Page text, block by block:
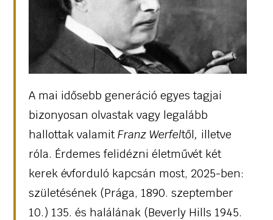
A mai idősebb generáció egyes tagjai
bizonyosan olvastak vagy legalább
hallottak valamit Franz Werfeltől, illetve
róla. Érdemes felidézni életművét két
kerek évforduló kapcsán most, 2025-ben:
születésének (Prága, 1890. szeptember
10.) 135. és halálának (Beverly Hills 1945.